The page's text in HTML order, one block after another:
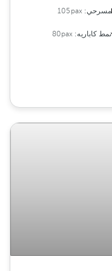
مسرحي:105pax
نمط كاباريه: 80pax